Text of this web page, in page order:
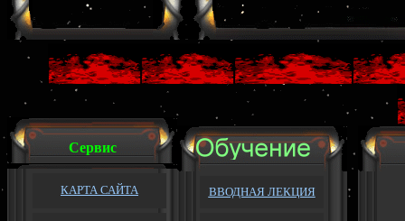
Сервис
КАРТА САЙТА ВВОДНАЯ ЛЕКЦИЯ